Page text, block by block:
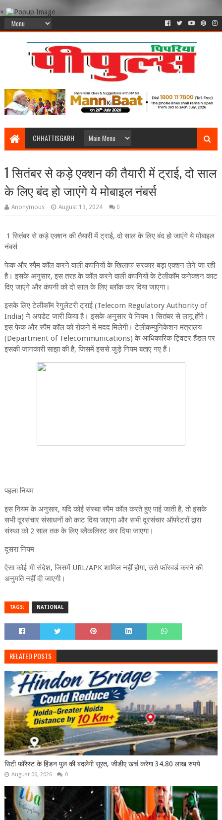
×
CHHATTISGARH
1 सितंबर से कड़े एक्शन की तैयारी में ट्राई, दो साल
के लिए बंद हो जाएंगे ये मोबाइल नंबर्स
Anonymous August 13, 2024 0
1 सितंबर से कड़े एक्शन की तैयारी में ट्राई, दो साल के लिए बंद हो जाएंगे ये मोबाइल
नंबर्स
फेक और स्पैम कॉल करने वाली कंपनियों के खिलाफ सरकार बड़ा एक्‍शन लेने जा रही
है। इसके अनुसार, इस तरह के कॉल करने वाली कंपनियों के टेलीकॉम कनेक्शन काट
दिए जाएंगे और कंपनी को दो साल के लिए ब्लॉक कर दिया जाएगा।
इसके लिए टेलीकॉम रेगुलेटरी ट्राई (Telecom Regulatory Authority of
India) ने अपडेट जारी किया है। इसके अनुसार ये नियम 1 सितंबर से लागू होंगे।
इस फेक और स्पैम कॉल को रोकने में मदद मिलेगी। टेलीकम्युनिकेशन मंत्रालय
(Department of Telecommunications) के आधिकारिक ट्विटर हैंडल पर
इसकी जानकारी साझा की है, जिसमें इससे जुड़े नियम बताए गए हैं।
पहला नियम
इस नियम के अनुसार, यदि कोई संस्था स्पैम कॉल करते हुए पाई जाती है, तो इसके
सभी दूरसंचार संसाधनों को काट दिया जाएगा और सभी दूरसंचार ऑपरेटरों द्वारा
संस्था को 2 साल तक के लिए ब्लैकलिस्ट कर दिया जाएगा।
दूसरा नियम
ऐसा कोई भी संदेश, जिसमें URL/APK शामिल नहीं होगा, उसे फॉरवर्ड करने की
अनुमति नहीं दी जाएगी।
TAGS: NATIONAL
RELATED POSTS
सिटी फॉरेस्ट के हिंडन पुल की बदलेगी सूरत, जीडीए खर्च करेगा 34.80 लाख रुपये
August 06, 2026 0